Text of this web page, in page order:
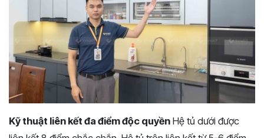
Kỹ thuật liên kết đa điểm độc quyền Hệ tủ dưới được